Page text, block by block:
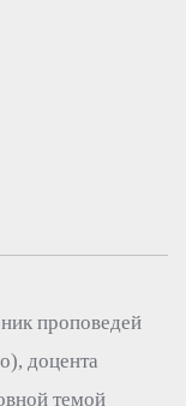
проповедей
доцента
темой